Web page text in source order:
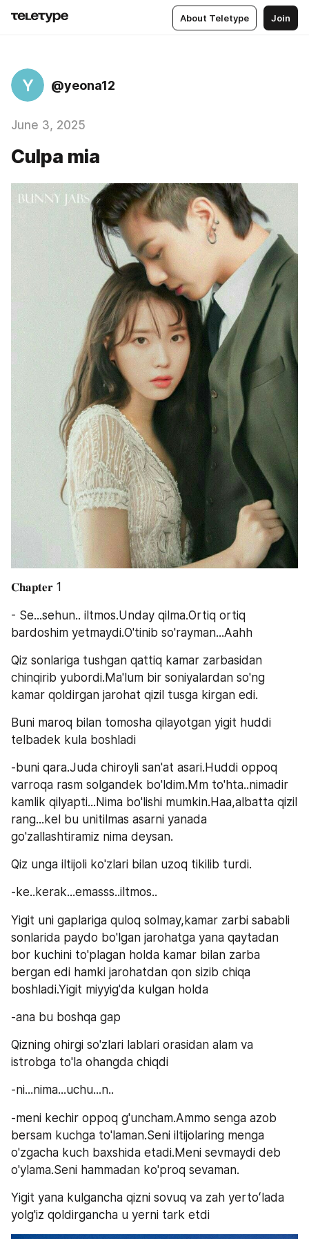
About Teletype Join
Y @yeona12
June 3, 2025
Culpa mia
𝐂𝐡𝐚𝐩𝐭𝐞𝐫 1
- Se...sehun.. iltmos.Unday qilma.Ortiq ortiq
bardoshim yetmaydi.O'tinib so'rayman...Aahh
Qiz sonlariga tushgan qattiq kamar zarbasidan
chinqirib yubordi.Ma'lum bir soniyalardan so'ng
kamar qoldirgan jarohat qizil tusga kirgan edi.
Buni maroq bilan tomosha qilayotgan yigit huddi
telbadek kula boshladi
-buni qara.Juda chiroyli san'at asari.Huddi oppoq
varroqa rasm solgandek bo'ldim.Mm to'hta..nimadir
kamlik qilyapti...Nima bo'lishi mumkin.Haa,albatta qizil
rang...kel bu unitilmas asarni yanada
go'zallashtiramiz nima deysan.
Qiz unga iltijoli ko'zlari bilan uzoq tikilib turdi.
-ke..kerak...emasss..iltmos..
Yigit uni gaplariga quloq solmay,kamar zarbi sababli
sonlarida paydo bo'lgan jarohatga yana qaytadan
bor kuchini to'plagan holda kamar bilan zarba
bergan edi hamki jarohatdan qon sizib chiqa
boshladi.Yigit miyyig'da kulgan holda
-ana bu boshqa gap
Qizning ohirgi so'zlari lablari orasidan alam va
istrobga to'la ohangda chiqdi
-ni...nima...uchu...n..
-meni kechir oppoq g'uncham.Ammo senga azob
bersam kuchga to'laman.Seni iltijolaring menga
o'zgacha kuch baxshida etadi.Meni sevmaydi deb
o'ylama.Seni hammadan ko'proq sevaman.
Yigit yana kulgancha qizni sovuq va zah yertoʻlada
yolg'iz qoldirgancha u yerni tark etdi